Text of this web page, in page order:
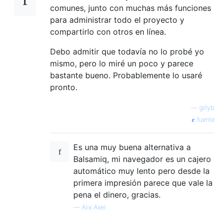
comunes, junto con muchas más funciones
para administrar todo el proyecto y
compartirlo con otros en línea.
Debo admitir que todavía no lo probé yo
mismo, pero lo miré un poco y parece
bastante bueno. Probablemente lo usaré
pronto.
gillyb
fuente
Es una muy buena alternativa a
Balsamiq, mi navegador es un cajero
automático muy lento pero desde la
primera impresión parece que vale la
pena el dinero, gracias.
— Alix Axel